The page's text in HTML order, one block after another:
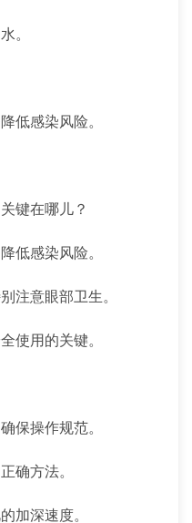
。
低感染风险。
键在哪儿？
低感染风险。
注意眼部卫生。
使用的关键。
保操作规范。
确方法。
加深速度。